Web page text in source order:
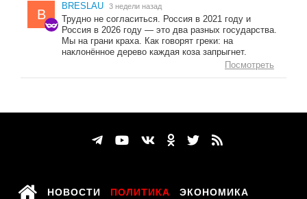
B
BRESLAU 3 недели назад
Трудно не согласиться. Россия в 2021 году и
Россия в 2026 году — это два разных государства.
Мы на грани краха. Как говорят греки: на
наклонённое дерево каждая коза запрыгнет.
Посмотреть
НОВОСТИ ПОЛИТИКА ЭКОНОМИКА